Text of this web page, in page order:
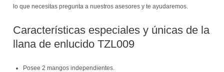
lo que necesitas pregunta a nuestros asesores y te ayudaremos.
Características especiales y únicas de la
llana de enlucido TZL009
Posee 2 mangos independientes.